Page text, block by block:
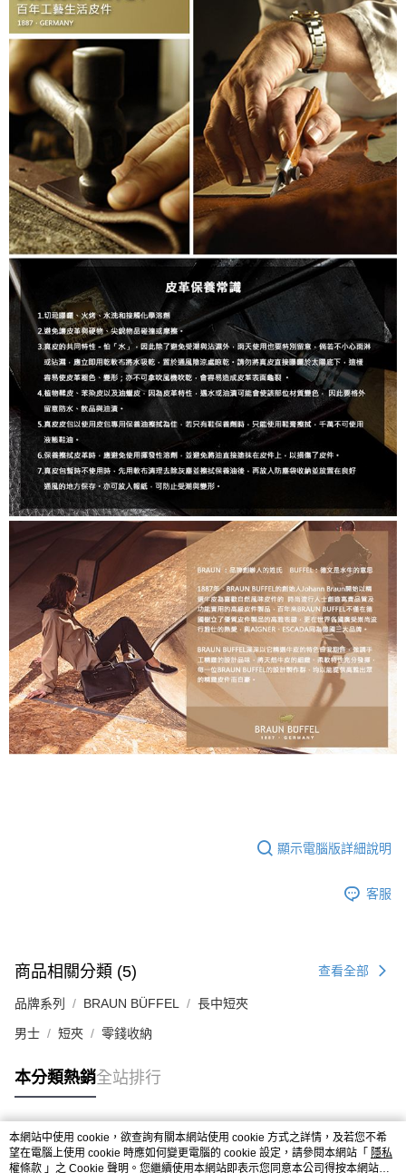
顯示電腦版詳細說明
客服
商品相關分類 (5) 查看全部
品牌系列 BRAUN BÜFFEL 長中短夾
男士 短夾 零錢收納
本分類熱銷全站排行
熱門標籤
本網站中使用 cookie，欲查詢有關本網站使用 cookie 方式之詳情，及若您不希
望在電腦上使用 cookie 時應如何變更電腦的 cookie 設定，請參閱本網站「 隱私
權條款 」之 Cookie 聲明。您繼續使用本網站即表示您同意本公司得按本網站使